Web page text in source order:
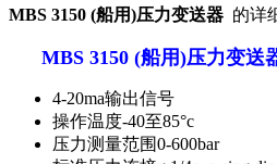
MBS 3150 (船用)压力变送器 的详
MBS 3150 (船用)压力变送
4-20ma输出信号
操作温度-40至85°c
压力测量范围0-600bar